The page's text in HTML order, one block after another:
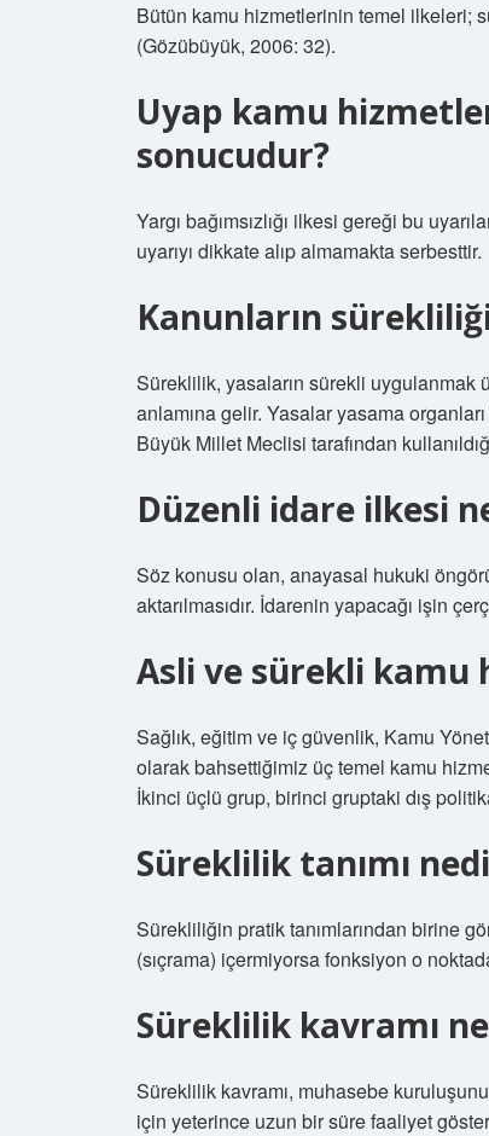
Bütün kamu hizmetlerinin temel ilkeleri;
(Gözübüyük, 2006: 32).
Uyap kamu
sonucudur?
Yargı bağımsızlığı ilkesi gereği bu
uyarıyı dikkate alıp almamakta serbesttir.
Kanunların
Süreklilik, yasaların sürekli uygulanmak
anlamına gelir. Yasalar yasama
Büyük Millet Meclisi tarafından
Düzenli idare ilkesi
Söz konusu olan, anayasal hukuki
aktarılmasıdır. İdarenin yapacağı işin
Asli ve sürekli kamu
Sağlık, eğitim ve iç güvenlik, Kamu
olarak bahsettiğimiz üç temel kamu
İkinci üçlü grup, birinci gruptaki dış
Süreklilik tanımı
Sürekliliğin pratik tanımlarından birine
(sıçrama) içermiyorsa fonksiyon o
Süreklilik kavramı
Süreklilik kavramı, muhasebe
için yeterince uzun bir süre faaliyet